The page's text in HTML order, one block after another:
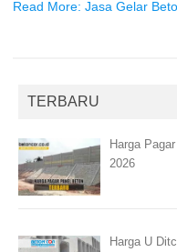
Read More: Jasa Gelar
TERBARU
Harga
2026
Harga U